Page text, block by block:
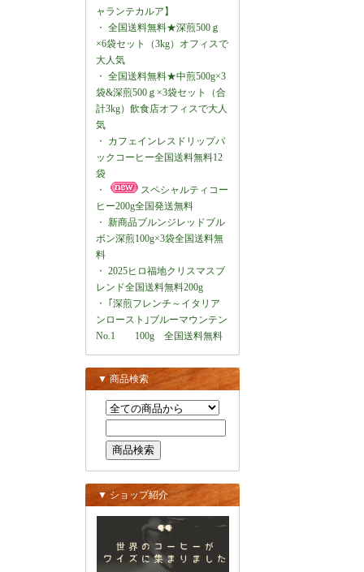
ャランテカルア】
・ 全国送料無料★深煎500ｇ
×6袋セット（3kg）オフィスで
大人気
・ 全国送料無料★中煎500g×3
袋&深煎500ｇ×3袋セット（合
計3kg）飲食店オフィスで大人
気
・ カフェインレスドリップパ
ックコーヒー全国送料無料12
袋
・
スペシャルティコー
ヒー200g全国発送無料
・ 新商品ブルンジレッドブル
ボン深煎100g×3袋全国送料無
料
・ 2025ヒロ福地クリスマスブ
レンド全国送料無料200g
・ ｢深煎フレンチ～イタリア
ンロースト｣ブルーマウンテン
No.1 100g 全国送料無料
▼ 商品検索
▼ ショップ紹介